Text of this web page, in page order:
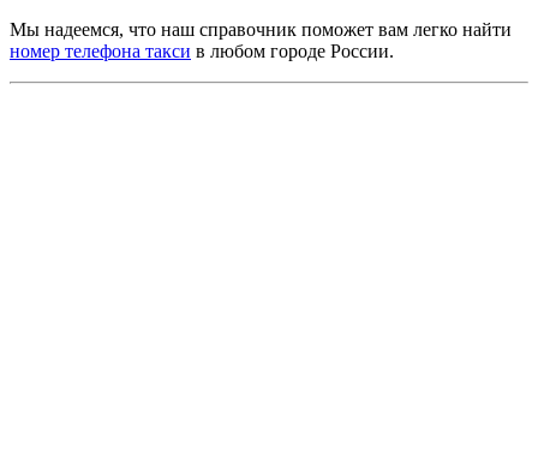
Мы надеемся, что наш справочник поможет вам легко найти
номер телефона такси в любом городе России.